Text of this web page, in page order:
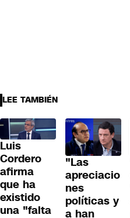
LEE TAMBIÉN
Luis
Cordero
afirma
que ha
existido
una "falta
"Las
apreciacio
nes
políticas y
a han